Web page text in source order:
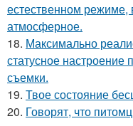
естественном режиме,
атмосферное.
18. Максимально
статусное настроение
съемки.
19. Твое состояние
20. Говорят, что